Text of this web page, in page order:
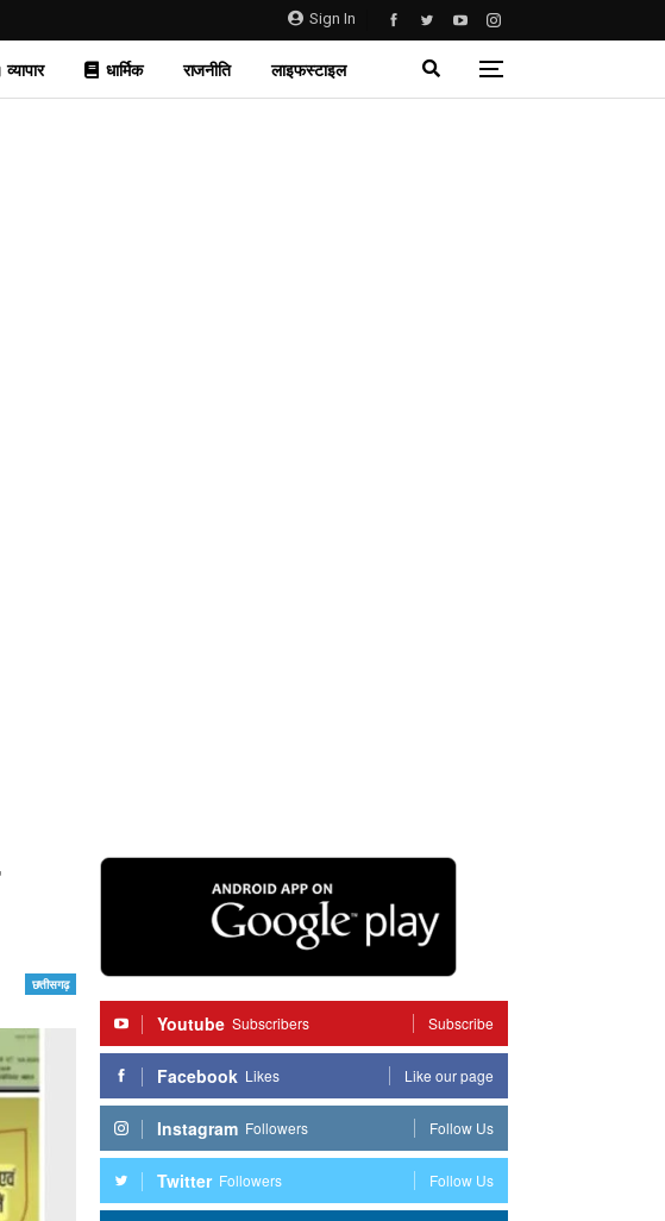
Sign In
व्यापार धार्मिक राजनीति लाइफस्टाइल
छत्तीसगढ़
Youtube Subscribers Subscribe
Facebook Likes Like our page
Instagram Followers Follow Us
Twitter Followers Follow Us